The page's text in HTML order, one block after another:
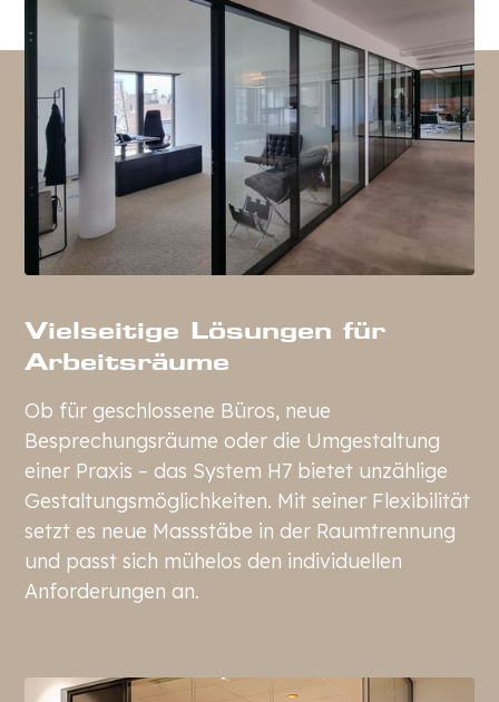
Vielseitige Lösungen für
Arbeitsräume
Ob für geschlossene Büros, neue
Besprechungsräume oder die Umgestaltung
einer Praxis – das System H7 bietet unzählige
Gestaltungsmöglichkeiten. Mit seiner Flexibilität
setzt es neue Massstäbe in der Raumtrennung
und passt sich mühelos den individuellen
Anforderungen an.